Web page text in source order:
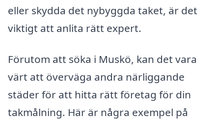
eller skydda det nybyggda taket, är det
viktigt att anlita rätt expert.
Förutom att söka i Muskö, kan det vara
värt att överväga andra närliggande
städer för att hitta rätt företag för din
takmålning. Här är några exempel på